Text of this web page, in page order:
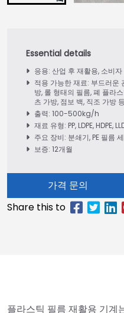
응용: 산업 후 재활용, 소비
적용 가능한 재료: 부드러운
방, 롤 형태의 필름, 폐 플라
츠 가방, 점보 백, 직조 가방
출력: 100-500kg/h
재료 유형: PP, LDPE, HDPE,
주요 장비: 분쇄기, PE 필름
보증: 12개월
가격 문의
플라스틱 필름 재활용 기계